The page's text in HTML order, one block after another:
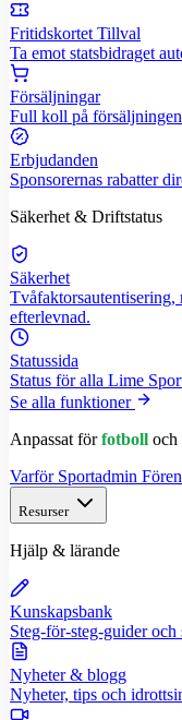
Fritidskortet Tillval
Ta emot statsbidraget
Försäljningar
Full koll på
Erbjudanden
Sponsorernas rabatter
Säkerhet & Driftstatus
Säkerhet
efterlevnad.
Statussida
Status för alla Lime
Se alla funktioner
Anpassat förfotboll och
Varför Sportadmin
Resurser
Hjälp & lärande
Kunskapsbank
Steg-för-steg-guider
Nyheter & blogg
Nyheter, tips och